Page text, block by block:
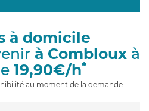
g
i
à domicile
à Combloux à
19,90€/h*
au moment de la demande